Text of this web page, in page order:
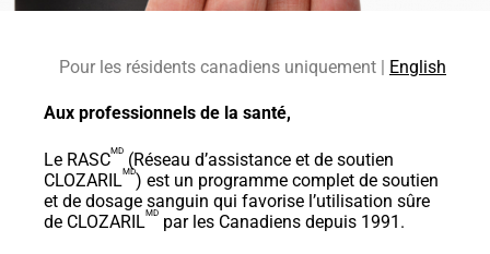
Pour les résidents canadiens uniquement | English
Aux professionnels de la santé,
Le RASCMD (Réseau d’assistance et de soutien
CLOZARILMD) est un programme complet de soutien
et de dosage sanguin qui favorise l’utilisation sûre
de CLOZARILMD par les Canadiens depuis 1991.